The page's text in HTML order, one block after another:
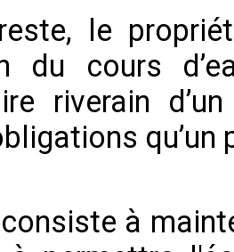
le
du cours
riverain
qu’un
consiste à